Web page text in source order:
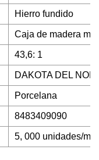
Hierro fundido
Caja de madera
43,6: 1
DAKOTA DEL
Porcelana
8483409090
5, 000 unidades/